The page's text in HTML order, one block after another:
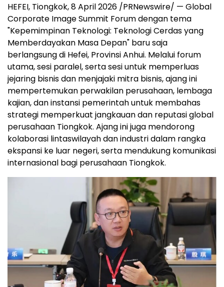
HEFEI, Tiongkok, 8 April 2026 /PRNewswire/ — Global
Corporate Image Summit Forum dengan tema
"Kepemimpinan Teknologi: Teknologi Cerdas yang
Memberdayakan Masa Depan" baru saja
berlangsung di Hefei, Provinsi Anhui. Melalui forum
utama, sesi paralel, serta sesi untuk memperluas
jejaring bisnis dan menjajaki mitra bisnis, ajang ini
mempertemukan perwakilan perusahaan, lembaga
kajian, dan instansi pemerintah untuk membahas
strategi memperkuat jangkauan dan reputasi global
perusahaan Tiongkok. Ajang ini juga mendorong
kolaborasi lintaswilayah dan industri dalam rangka
ekspansi ke luar negeri, serta mendukung komunikasi
internasional bagi perusahaan Tiongkok.